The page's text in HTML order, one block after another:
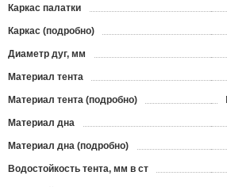
Каркас палатки
Каркас (подробно)
Диаметр дуг, мм
Материал тента
Материал тента (подробно)
Материал дна
Материал дна (подробно)
Водостойкость тента, мм в ст